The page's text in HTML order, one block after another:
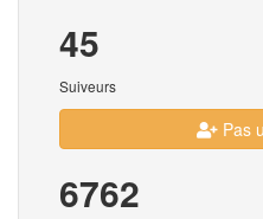
45
Suiveurs
Pas
6762